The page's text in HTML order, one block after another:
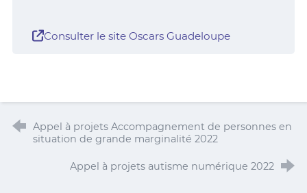
Consulter le site Oscars Guadeloupe
Appel à projets Accompagnement de personnes en
situation de grande marginalité 2022
Appel à projets autisme numérique 2022